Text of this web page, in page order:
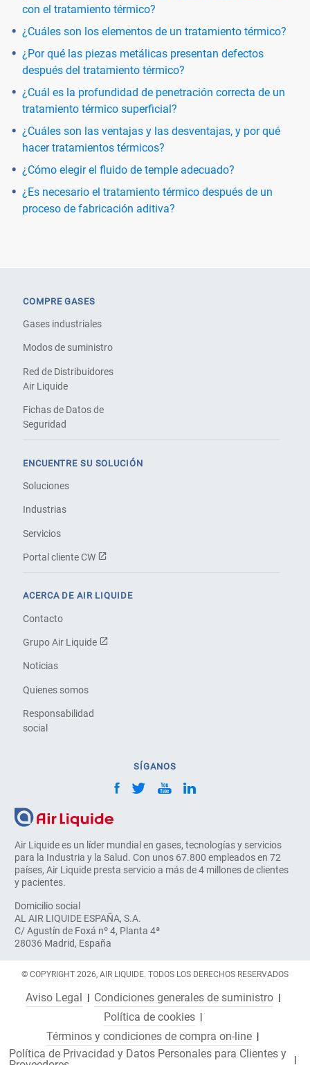
con el tratamiento térmico?
¿Cuáles son los elementos de un tratamiento térmico?
¿Por qué las piezas metálicas presentan defectos
después del tratamiento térmico?
¿Cuál es la profundidad de penetración correcta de un
tratamiento térmico superficial?
¿Cuáles son las ventajas y las desventajas, y por qué
hacer tratamientos térmicos?
¿Cómo elegir el fluido de temple adecuado?
¿Es necesario el tratamiento térmico después de un
proceso de fabricación aditiva?
Air Liquide es un líder mundial en gases, tecnologías y servicios
para la Industria y la Salud. Con unos 67.800 empleados en 72
países, Air Liquide presta servicio a más de 4 millones de clientes
y pacientes.
Domicilio social
AL AIR LIQUIDE ESPAÑA, S.A.
C/ Agustín de Foxá nº 4, Planta 4ª
28036 Madrid, España
COMPRE GASES
Gases industriales
Modos de suministro
Red de Distribuidores
Air Liquide
Fichas de Datos de
Seguridad
ENCUENTRE SU SOLUCIÓN
Soluciones
Industrias
Servicios
Portal cliente CW
ACERCA DE AIR LIQUIDE
Contacto
Grupo Air Liquide
Noticias
Quienes somos
Responsabilidad
social
SÍGANOS
© COPYRIGHT 2026, AIR LIQUIDE. TODOS LOS DERECHOS RESERVADOS
Aviso Legal
Condiciones generales de suministro
Política de cookies
Términos y condiciones de compra on-line
Política de Privacidad y Datos Personales para Clientes y